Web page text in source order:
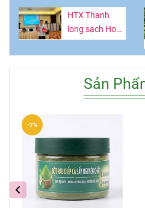
Lan tỏa giá trị
OCOP, kết nối
tri thức và trải
nghiệm nông
nghiệp bền
vững
HTX Thanh
long sạch Hoà
Lệ: Làm giàu từ
trái thanh long
Nông nghiệp -
Nông thônThứ
Năm
Sản
-7%